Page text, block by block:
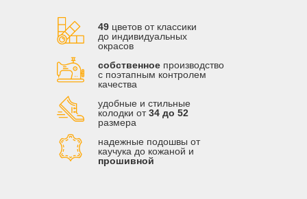
49 цветов от классики
до индивидуальных
окрасов
удобные и стильные
колодки от34 до 52
размера
собственное производство
с поэтапным контролем
качества
надежные подошвы от
каучука до кожаной и
прошивной